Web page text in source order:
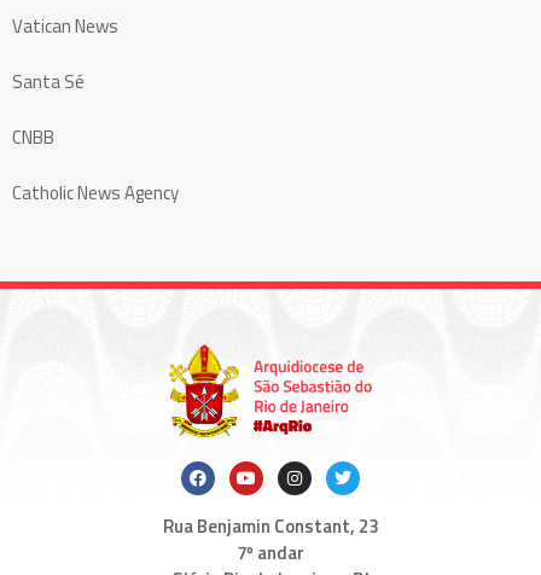
Vatican News
Santa Sé
CNBB
Catholic News Agency
Rua Benjamin Constant, 23
7º andar